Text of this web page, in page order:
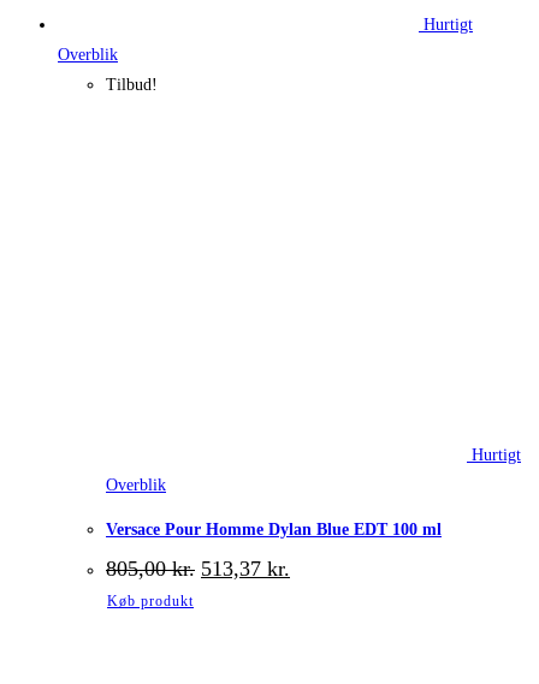
Hurtigt
Overblik
Tilbud!
Hurtigt
Overblik
Versace Pour Homme Dylan Blue EDT 100 ml
805,00kr. Den
oprindelige
513,37 kr.
Køb produkt